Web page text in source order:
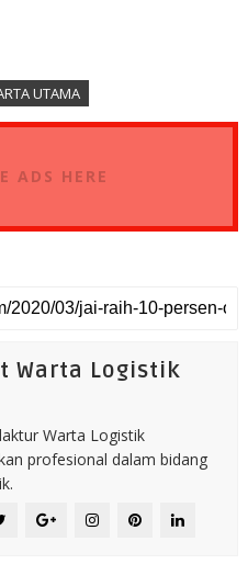
UTAMA
ADS HERE
Warta Logistik
Warta Logistik
profesional dalam bidang